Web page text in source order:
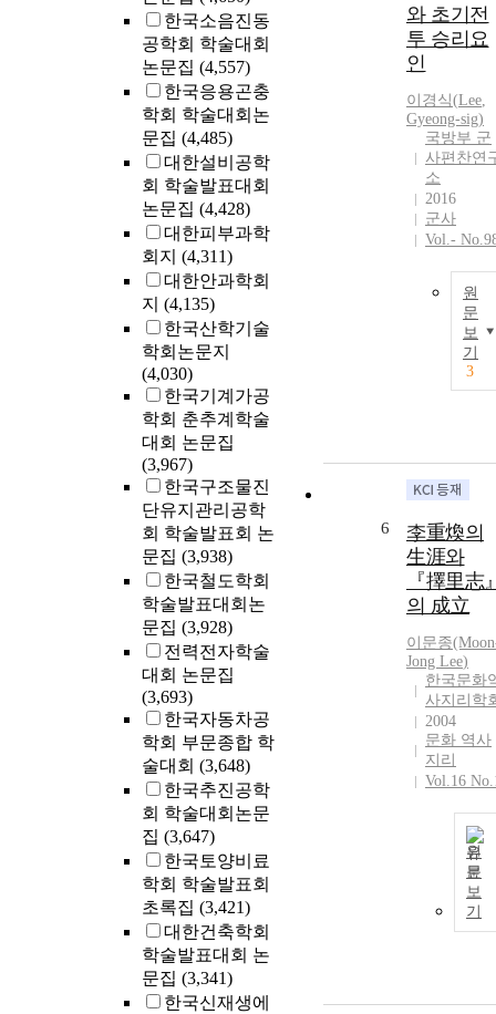
한국소음진동
공학회 학술대회
논문집 (4,557)
한국응용곤충
학회 학술대회논
문집 (4,485)
대한설비공학
회 학술발표대회
논문집 (4,428)
대한피부과학
회지 (4,311)
대한안과학회
지 (4,135)
한국산학기술
학회논문지
(4,030)
한국기계가공
학회 춘추계학술
대회 논문집
(3,967)
한국구조물진
단유지관리공학
회 학술발표회 논
문집 (3,938)
한국철도학회
학술발표대회논
문집 (3,928)
전력전자학술
대회 논문집
(3,693)
한국자동차공
학회 부문종합 학
술대회 (3,648)
한국추진공학
회 학술대회논문
집 (3,647)
한국토양비료
학회 학술발표회
초록집 (3,421)
대한건축학회
학술발표대회 논
문집 (3,341)
한국신재생에
와 초기전
투 승리요
인
이경식(Lee,
Gyeong-sig)
국방부 군
사편찬연
소
2016
군사
Vol.-
원
문
보
기
3
6
李重煥의
生涯와
『擇里志
의 成立
이문종
Jong Lee)
한국문화
사지리학
2004
문화 역사
지리
Vol.16
원
문
보
기